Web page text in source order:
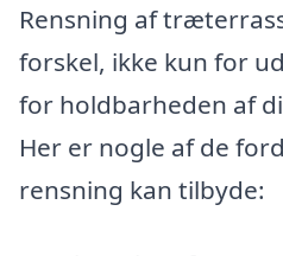
Rensning af
forskel, ikke kun for
for holdbarheden af
Her er nogle af de
rensning kan tilbyde: